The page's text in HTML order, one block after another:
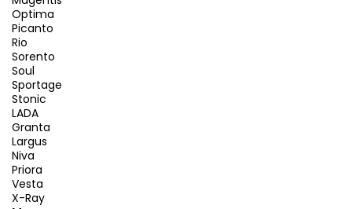
Optima
Picanto
Rio
Sorento
Soul
Sportage
Stonic
LADA
Granta
Largus
Niva
Priora
Vesta
X-Ray